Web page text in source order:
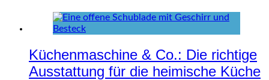
Küchenmaschine & Co.: Die richtige
Ausstattung für die heimische Küche